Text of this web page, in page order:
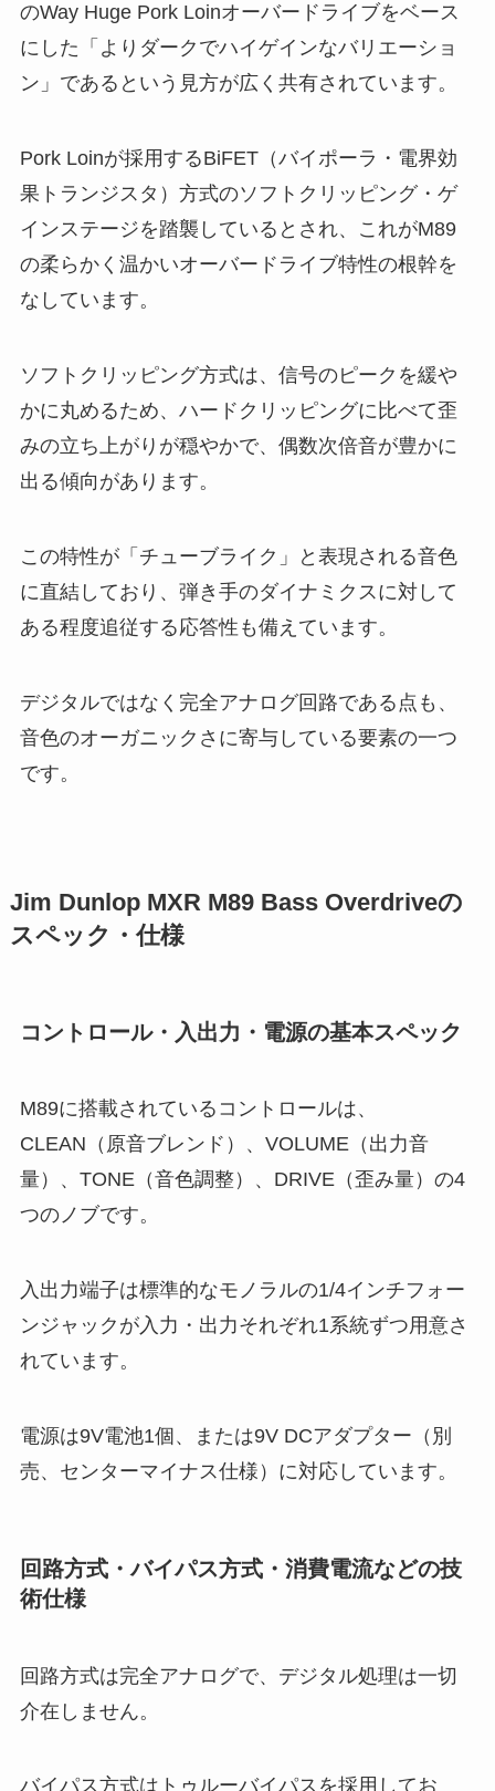
のWay Huge Pork Loinオーバードライブをベース
にした「よりダークでハイゲインなバリエーショ
ン」であるという見方が広く共有されています。
Pork Loinが採用するBiFET（バイポーラ・電界効
果トランジスタ）方式のソフトクリッピング・ゲ
インステージを踏襲しているとされ、これがM89
の柔らかく温かいオーバードライブ特性の根幹を
なしています。
ソフトクリッピング方式は、信号のピークを緩や
かに丸めるため、ハードクリッピングに比べて歪
みの立ち上がりが穏やかで、偶数次倍音が豊かに
出る傾向があります。
この特性が「チューブライク」と表現される音色
に直結しており、弾き手のダイナミクスに対して
ある程度追従する応答性も備えています。
デジタルではなく完全アナログ回路である点も、
音色のオーガニックさに寄与している要素の一つ
です。
Jim Dunlop MXR M89 Bass Overdriveの
スペック・仕様
コントロール・入出力・電源の基本スペック
M89に搭載されているコントロールは、
CLEAN（原音ブレンド）、VOLUME（出力音
量）、TONE（音色調整）、DRIVE（歪み量）の4
つのノブです。
入出力端子は標準的なモノラルの1/4インチフォー
ンジャックが入力・出力それぞれ1系統ずつ用意さ
れています。
電源は9V電池1個、または9V DCアダプター（別
売、センターマイナス仕様）に対応しています。
回路方式・バイパス方式・消費電流などの技
術仕様
回路方式は完全アナログで、デジタル処理は一切
介在しません。
バイパス方式はトゥルーバイパスを採用してお